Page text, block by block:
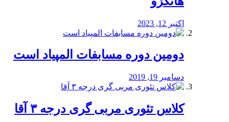
اکتبر 12, 2023
دومین دوره مسابفات المپیاد است
دسامبر 19, 2019
کلاس تئوری مربی گری درجه ۳ آقا